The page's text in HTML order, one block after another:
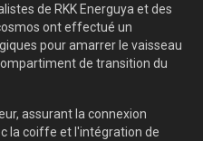
de RKK Energuya et des
ont effectué un
pour amarrer le vaisseau
de transition du
assurant la connexion
la coiffe et l'intégration de